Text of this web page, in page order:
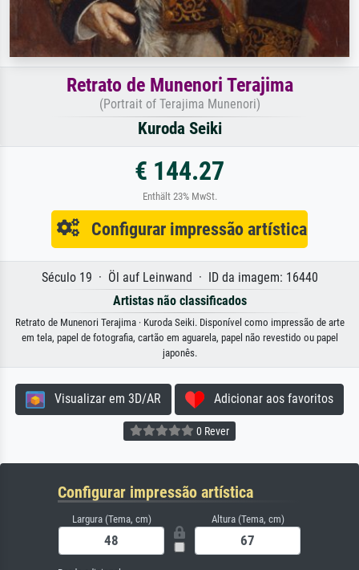
Retrato de Munenori Terajima
(Portrait of Terajima Munenori)
Kuroda Seiki
€ 144.27
Enthält 23% MwSt.
Configurar impressão artística
Século 19 · Öl auf Leinwand · ID da imagem: 16440
Artistas não classificados
Retrato de Munenori Terajima · Kuroda Seiki. Disponível como impressão de arte
em tela, papel de fotografia, cartão em aguarela, papel não revestido ou papel
japonês.
Visualizar em 3D/AR Adicionar aos favoritos
0 Rever
Configurar impressão artística
Largura (Tema, cm) Altura (Tema, cm)